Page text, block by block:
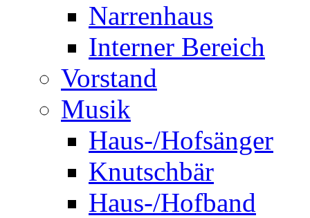
Narrenhaus
Interner Bereich
Vorstand
Musik
Haus-/Hofsänger
Knutschbär
Haus-/Hofband